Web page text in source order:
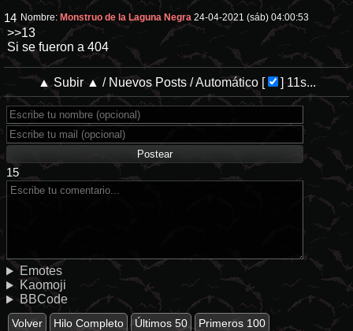
14 Nombre: Monstruo de la Laguna Negra 24-04-2021 (sáb) 04:00:53
>>13
Si se fueron a 404
▲ Subir ▲ / Nuevos Posts/Automático[ ] 11s...
15
Emotes
Kaomoji
BBCode
Volver Hilo Completo Últimos 50 Primeros 100